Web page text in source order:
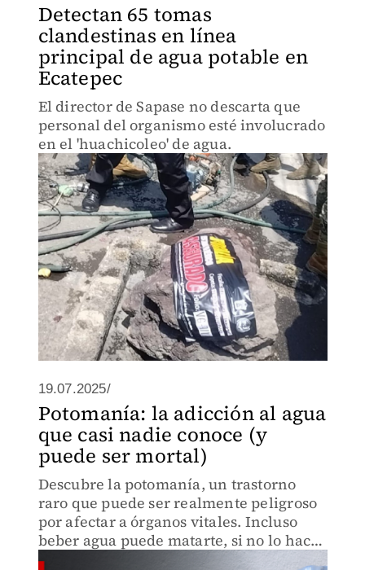
Detectan 65 tomas
clandestinas en línea
principal de agua potable en
Ecatepec
El director de Sapase no descarta que
personal del organismo esté involucrado
en el 'huachicoleo' de agua.
19.07.2025/
Potomanía: la adicción al agua
que casi nadie conoce (y
puede ser mortal)
Descubre la potomanía, un trastorno
raro que puede ser realmente peligroso
por afectar a órganos vitales. Incluso
beber agua puede matarte, si no lo haces
con medida.